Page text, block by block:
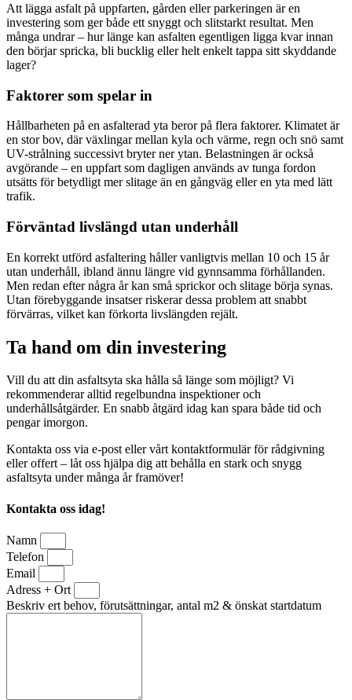
Att lägga asfalt på uppfarten, gården eller parkeringen är en
investering som ger både ett snyggt och slitstarkt resultat. Men
många undrar – hur länge kan asfalten egentligen ligga kvar innan
den börjar spricka, bli bucklig eller helt enkelt tappa sitt skyddande
lager?
Faktorer som spelar in
Hållbarheten på en asfalterad yta beror på flera faktorer. Klimatet är
en stor bov, där växlingar mellan kyla och värme, regn och snö samt
UV-strålning successivt bryter ner ytan. Belastningen är också
avgörande – en uppfart som dagligen används av tunga fordon
utsätts för betydligt mer slitage än en gångväg eller en yta med lätt
trafik.
Förväntad livslängd utan underhåll
En korrekt utförd asfaltering håller vanligtvis mellan 10 och 15 år
utan underhåll, ibland ännu längre vid gynnsamma förhållanden.
Men redan efter några år kan små sprickor och slitage börja synas.
Utan förebyggande insatser riskerar dessa problem att snabbt
förvärras, vilket kan förkorta livslängden rejält.
Ta hand om din investering
Vill du att din asfaltsyta ska hålla så länge som möjligt? Vi
rekommenderar alltid regelbundna inspektioner och
underhållsåtgärder. En snabb åtgärd idag kan spara både tid och
pengar imorgon.
Kontakta oss via e-post eller vårt kontaktformulär för rådgivning
eller offert – låt oss hjälpa dig att behålla en stark och snygg
asfaltsyta under många år framöver!
Kontakta oss idag!
Namn
Telefon
Email
Adress + Ort
Beskriv ert behov, förutsättningar, antal m2 & önskat startdatum